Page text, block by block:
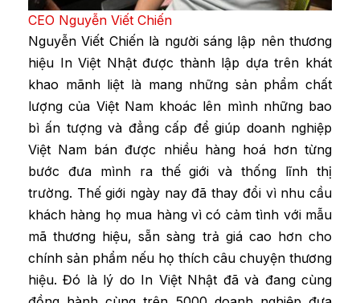
CEO Nguyễn Viết Chiến
Nguyễn Viết Chiến là người sáng lập nên thương
hiệu In Việt Nhật được thành lập dựa trên khát
khao mãnh liệt là mang những sản phẩm chất
lượng của Việt Nam khoác lên mình những bao
bì ấn tượng và đẳng cấp để giúp doanh nghiệp
Việt Nam bán được nhiều hàng hoá hơn từng
bước đưa mình ra thế giới và thống lĩnh thị
trường. Thế giới ngày nay đã thay đổi vì nhu cầu
khách hàng họ mua hàng vì có cảm tình với mẫu
mã thương hiệu, sẵn sàng trả giá cao hơn cho
chính sản phẩm nếu họ thích câu chuyện thương
hiệu. Đó là lý do In Việt Nhật đã và đang cùng